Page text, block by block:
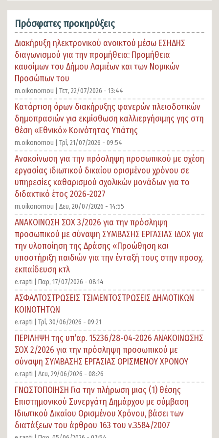
Πρόσφατες προκηρύξεις
Διακήρυξη ηλεκτρονικού ανοικτού μέσω ΕΣΗΔΗΣ
διαγωνισμού για την προμήθεια: Προμήθεια
καυσίμων του Δήμου Λαμιέων και των Νομικών
Προσώπων του
m.oikonomou | Τετ, 22/07/2026 - 13:44
Κατάρτιση όρων διακήρυξης φανερών πλειοδοτικών
δημοπρασιών για εκμίσθωση καλλιεργήσιμης γης στη
θέση «Εθνικό» Κοινότητας Υπάτης
m.oikonomou | Τρί, 21/07/2026 - 09:54
Ανακοίνωση για την πρόσληψη προσωπικού με σχέση
εργασίας ιδιωτικού δικαίου ορισμένου χρόνου σε
υπηρεσίες καθαρισμού σχολικών μονάδων για το
διδακτικό έτος 2026-2027
m.oikonomou | Δευ, 20/07/2026 - 14:55
ΑΝΑΚΟΙΝΩΣΗ ΣΟΧ 3/2026 για την πρόσληψη
προσωπικού με σύναψη ΣΥΜΒΑΣΗΣ ΕΡΓΑΣΙΑΣ ΙΔΟΧ για
την υλοποίηση της Δράσης «Προώθηση και
υποστήριξη παιδιών για την ένταξή τους στην προσχ.
εκπαίδευση κτλ
e.rapti | Παρ, 17/07/2026 - 08:14
ΑΣΦΑΛΤΟΣΤΡΩΣΕΙΣ ΤΣΙΜΕΝΤΟΣΤΡΩΣΕΙΣ ΔΗΜΟΤΙΚΩΝ
ΚΟΙΝΟΤΗΤΩΝ
e.rapti | Τρί, 30/06/2026 - 09:21
ΠΕΡΙΛΗΨΗ της υπ’αρ. 15236/28-04-2026 ΑΝΑΚΟΙΝΩΣΗΣ
ΣΟΧ 2/2026 για την πρόσληψη προσωπικού με
σύναψη ΣΥΜΒΑΣΗΣ ΕΡΓΑΣΙΑΣ ΟΡΙΣΜΕΝΟΥ ΧΡΟΝΟΥ
e.rapti | Δευ, 29/06/2026 - 08:26
ΓΝΩΣΤΟΠΟΙΗΣΗ Για την πλήρωση μιας (1) θέσης
Επιστημονικού Συνεργάτη Δημάρχου με σύμβαση
Ιδιωτικού Δικαίου Ορισμένου Χρόνου, βάσει των
διατάξεων του άρθρου 163 του ν.3584/2007